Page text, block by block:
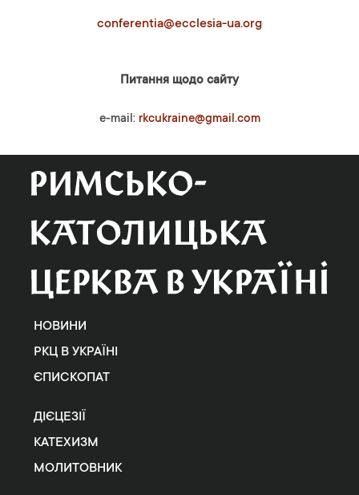
conferentia@ecclesia-ua.org
Питання щодо сайту
e-mail: rkcukraine@gmail.com
НОВИНИ
РКЦ В УКРАЇНІ
ЄПИСКОПАТ
ДІЄЦЕЗІЇ
КАТЕХИЗМ
МОЛИТОВНИК